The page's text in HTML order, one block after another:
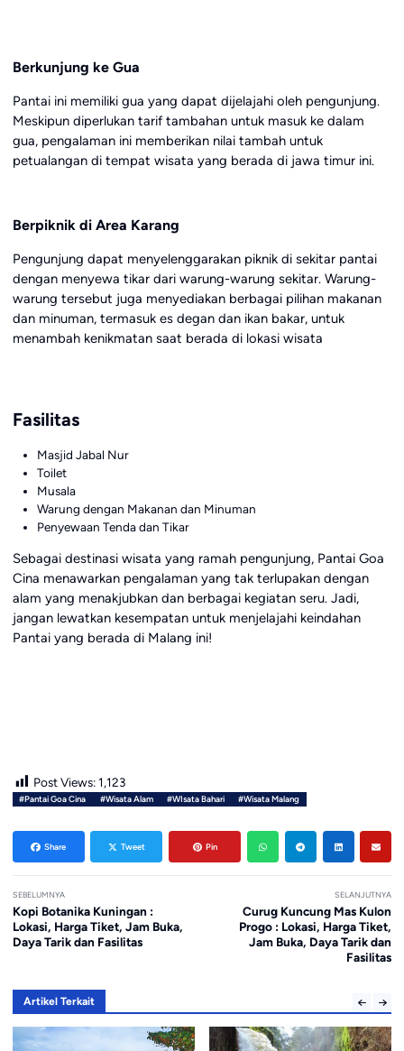
Berkunjung ke Gua
Pantai ini memiliki gua yang dapat dijelajahi oleh pengunjung.
Meskipun diperlukan tarif tambahan untuk masuk ke dalam
gua, pengalaman ini memberikan nilai tambah untuk
petualangan di tempat wisata yang berada di jawa timur ini.
Berpiknik di Area Karang
Pengunjung dapat menyelenggarakan piknik di sekitar pantai
dengan menyewa tikar dari warung-warung sekitar. Warung-
warung tersebut juga menyediakan berbagai pilihan makanan
dan minuman, termasuk es degan dan ikan bakar, untuk
menambah kenikmatan saat berada di lokasi wisata
Fasilitas
Masjid Jabal Nur
Toilet
Musala
Warung dengan Makanan dan Minuman
Penyewaan Tenda dan Tikar
Sebagai destinasi wisata yang ramah pengunjung, Pantai Goa
Cina menawarkan pengalaman yang tak terlupakan dengan
alam yang menakjubkan dan berbagai kegiatan seru. Jadi,
jangan lewatkan kesempatan untuk menjelajahi keindahan
Pantai yang berada di Malang ini!
Post Views: 1,123
#Pantai Goa Cina #Wisata Alam #WIsata Bahari #Wisata Malang
Share Tweet Pin
SEBELUMNYA
Kopi Botanika Kuningan :
Lokasi, Harga Tiket, Jam Buka,
Daya Tarik dan Fasilitas
SELANJUTNYA
Curug Kuncung Mas Kulon
Progo : Lokasi, Harga Tiket,
Jam Buka, Daya Tarik dan
Fasilitas
Artikel Terkait